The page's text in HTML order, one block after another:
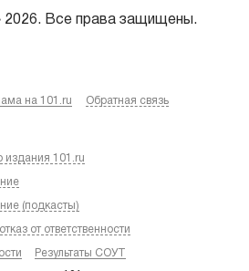
Все права защищены.
на 101.ru Обратная связь
издания 101.ru
(подкасты)
от ответственности
Результаты СОУТ